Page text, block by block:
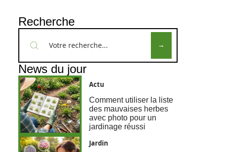
Recherche
News du jour
Actu
Comment utiliser la liste
des mauvaises herbes
avec photo pour un
jardinage réussi
Jardin